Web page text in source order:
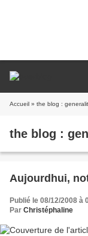
Accueil » the blog :
the blog :
Aujourdhui,
Publié le 08/12/2008 à
Par Christéphaline